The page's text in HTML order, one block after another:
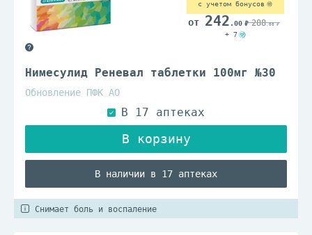
Нимесулид Реневал таблетки 100мг №30
Обновление ПФК АО
В наличии в 17 аптеках
с учетом бонусов
242 .00 288.00
+ 7
Снимает боль и воспаление